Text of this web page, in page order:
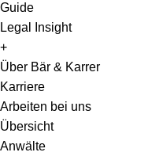
Guide
Legal Insight
+
Über Bär & Karrer
Karriere
Arbeiten bei uns
Übersicht
Anwälte